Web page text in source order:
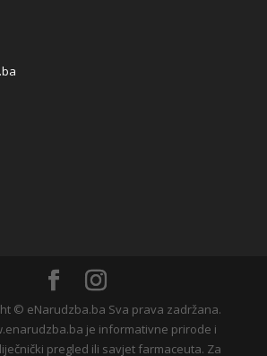
© eNarudzba.ba Sva prava zadržana.
je informativne prirode i
pregled ili savjet farmaceuta. Za